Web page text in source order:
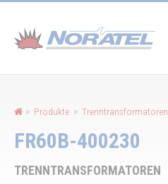
> Produkte > Trenntransformatoren
FR60B-400230
TRENNTRANSFORMATOREN
Cookie-Einstellungen